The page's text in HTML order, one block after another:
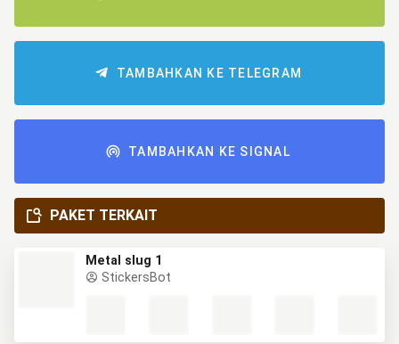
TAMBAHKAN KE TELEGRAM
TAMBAHKAN KE SIGNAL
PAKET TERKAIT
Metal slug 1
StickersBot